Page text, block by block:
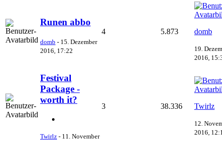
Runen abbo
domb - 15. Dezember
2016, 17:22
4 5.873 domb
19.
2016,
Festival
Package -
worth it?
Twirlz - 11. November
3 38.336 Twirlz
12.
2016,